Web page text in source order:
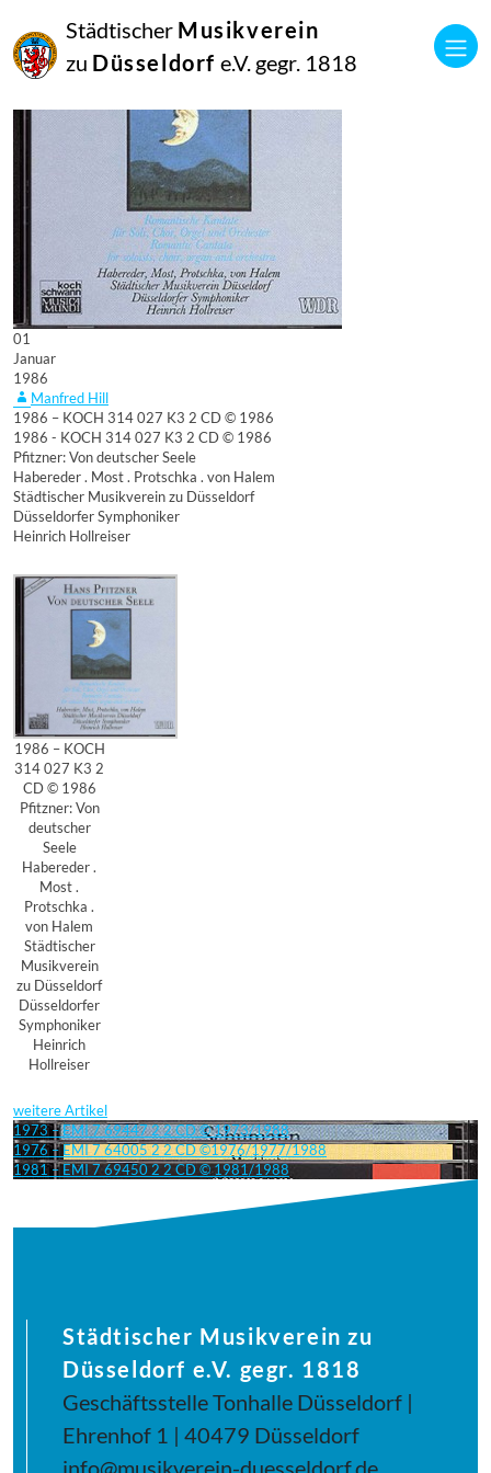
Städtischer Musikverein
zu Düsseldorf e.V. gegr. 1818
01
Januar
1986
Manfred Hill
1986 – KOCH 314 027 K3 2 CD © 1986
1986 - KOCH 314 027 K3 2 CD © 1986
Pfitzner: Von deutscher Seele
Habereder . Most . Protschka . von Halem
Städtischer Musikverein zu Düsseldorf
Düsseldorfer Symphoniker
Heinrich Hollreiser
1986 – KOCH
314 027 K3 2
CD © 1986
Pfitzner: Von
deutscher
Seele
Habereder .
Most .
Protschka .
von Halem
Städtischer
Musikverein
zu Düsseldorf
Düsseldorfer
Symphoniker
Heinrich
Hollreiser
weitere Artikel
1973 – EMI 7 69447 2 2 CD © 1973/1988
1976 – EMI 7 64005 2 2 CD ©1976/1977/1988
1981 – EMI 7 69450 2 2 CD © 1981/1988
Städtischer Musikverein zu
Düsseldorf e.V. gegr. 1818
Geschäftsstelle Tonhalle Düsseldorf |
Ehrenhof 1 | 40479 Düsseldorf
info@musikverein-duesseldorf.de